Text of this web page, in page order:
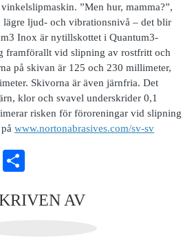
”Men hur, mamma?”,
lägre ljud- och vibrationsnivå – det blir
Inox är nytillskottet i Quantum3-
framförallt vid slipning av rostfritt och
på skivan är 125 och 230 millimeter,
Skivorna är även järnfria. Det
klor och svavel underskrider 0,1
risken för föroreningar vid slipning
www.nortonabrasives.com/sv-sv
Message
AV